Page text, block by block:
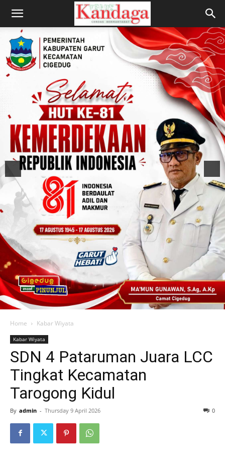
Home Kabar Wiyata
Kabar Wiyata
SDN 4 Pataruman Juara LCC
Tingkat Kecamatan
Tarogong Kidul
By admin - Thursday 9 April 2026 0
TAROGONG KIDUL
tingkat Kecamatan Tarogong Kidul yang digelar di SDN 1
(9/4/2026), sesuai dengan prediksi sejak awal. Siswa
SDN 4 Pataruman berhasil keluar sebagai juara pertama
dengan perolehan skor tertinggi.
Pada babak final, SDN 4 Pataruman tampil dominan
dengan mengumpulkan skor 2.010, jauh meninggalkan
pesaingnya. Posisi kedua diraih SDN 4 Sukagalih dengan